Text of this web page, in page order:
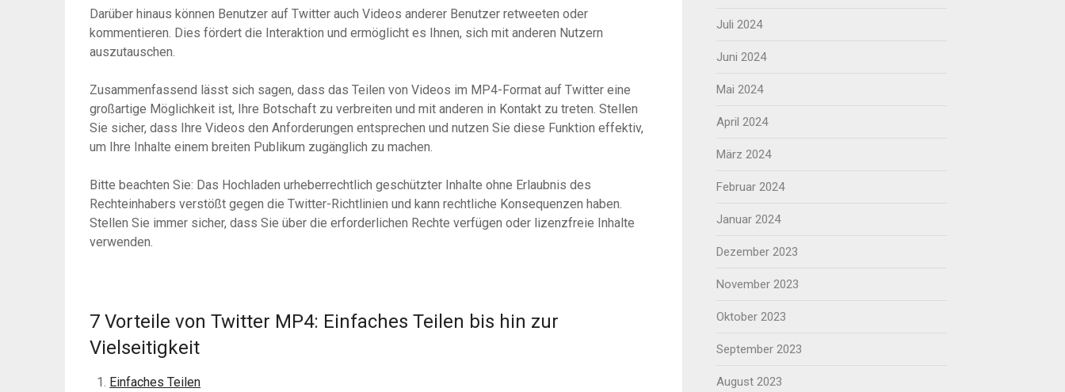
Darüber hinaus können Benutzer auf Twitter auch Videos anderer Benutzer retweeten oder
kommentieren. Dies fördert die Interaktion und ermöglicht es Ihnen, sich mit anderen Nutzern
auszutauschen.
Zusammenfassend lässt sich sagen, dass das Teilen von Videos im MP4-Format auf Twitter eine
großartige Möglichkeit ist, Ihre Botschaft zu verbreiten und mit anderen in Kontakt zu treten. Stellen
Sie sicher, dass Ihre Videos den Anforderungen entsprechen und nutzen Sie diese Funktion effektiv,
um Ihre Inhalte einem breiten Publikum zugänglich zu machen.
Bitte beachten Sie: Das Hochladen urheberrechtlich geschützter Inhalte ohne Erlaubnis des
Rechteinhabers verstößt gegen die Twitter-Richtlinien und kann rechtliche Konsequenzen haben.
Stellen Sie immer sicher, dass Sie über die erforderlichen Rechte verfügen oder lizenzfreie Inhalte
verwenden.
7 Vorteile von Twitter MP4: Einfaches Teilen bis hin zur
Vielseitigkeit
Einfaches Teilen
Juli 2024
Juni 2024
Mai 2024
April 2024
März 2024
Februar 2024
Januar 2024
Dezember 2023
November 2023
Oktober 2023
September 2023
August 2023